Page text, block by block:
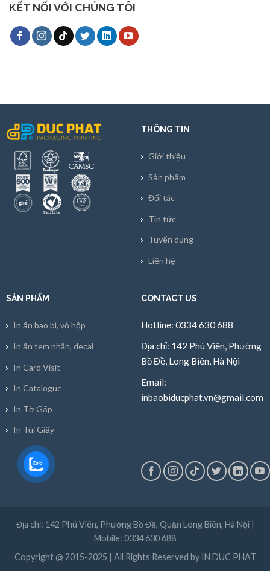
KẾT NỐI VỚI CHÚNG TÔI
THÔNG TIN
Giới thiệu
Sản phẩm
Đối tác
Tin tức
Tuyển dụng
Liên hệ
SẢN PHẨM
In ấn bao bì, vỏ hộp
In ấn tem nhãn, decal
In Card Visit
In Catalogue
In Tờ Gấp
In Túi Giấy
CONTACT US
Hotline: 0334 630 688
Địa chỉ: 142 Phú Viên, Phường
Bồ Đề, Long Biên, Hà Nội
Email:
inbaobiducphat.vn@gmail.com
Địa chỉ: 142 Phú Viên, Phường Bồ Đề, Quận Long Biên, Hà Nội |
Mobile: 0334 630 688
Copyright @ 2015-2025 | All Rights Reserved by IN DUC PHAT